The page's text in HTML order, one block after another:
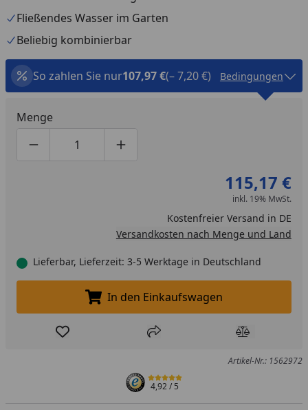
Fließendes Wasser im Garten
Beliebig kombinierbar
So zahlen Sie nur107,97 €(– 7,20 €) Bedingungen
Menge
Produktmenge um eins verringern
Produktmenge manuell eingeben
Produktmenge um eins erhöhen
115,17 €
inkl. 19% MwSt.
Kostenfreier Versand in DE
Versandkosten nach Menge und Land
Lieferbar, Lieferzeit: 3-5 Werktage in Deutschland
In den Einkaufswagen legen
In den Einkaufswagen
Produkt zur Wunschliste hinzufügen
Teilen Produkt
Artikel-Nr.: 1562972
4,92/ 5